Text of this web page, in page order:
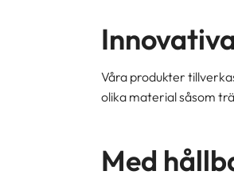
Våra produkter
olika material såsom
Med